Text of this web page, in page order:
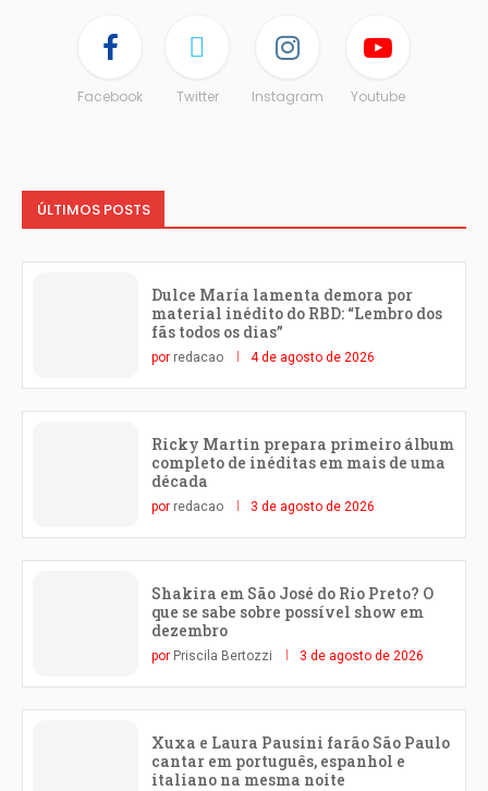
Facebook Twitter Instagram Youtube
ÚLTIMOS POSTS
Dulce María lamenta demora por
material inédito do RBD: “Lembro dos
fãs todos os dias”
por redacao 4 de agosto de 2026
Ricky Martin prepara primeiro álbum
completo de inéditas em mais de uma
década
por redacao 3 de agosto de 2026
Shakira em São José do Rio Preto? O
que se sabe sobre possível show em
dezembro
por Priscila Bertozzi 3 de agosto de 2026
Xuxa e Laura Pausini farão São Paulo
cantar em português, espanhol e
italiano na mesma noite